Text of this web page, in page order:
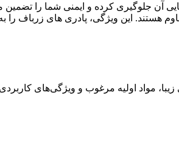
آن جلوگیری کرده و ایمنی شما را تضمین
هستند. این ویژگی، پادری های زرباف
مواد اولیه مرغوب و ویژگی‌های